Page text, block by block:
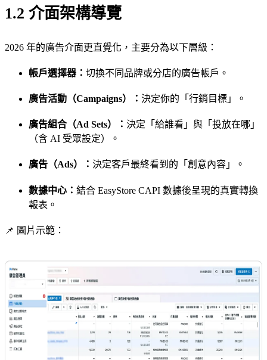
1.2 介面架構導覽
2026 年的廣告介面更直覺化，主要分為以下層級：
帳戶選擇器： 切換不同品牌或分店的廣告帳戶。
廣告活動（Campaigns）： 決定你的「行銷目標」。
廣告組合（Ad Sets）： 決定「給誰看」與「投放在哪」
（含 AI 受眾設定）。
廣告（Ads）： 決定客戶最終看到的「創意內容」。
數據中心： 結合 EasyStore CAPI 數據後呈現的真實轉換
報表。
📌 圖片示範：